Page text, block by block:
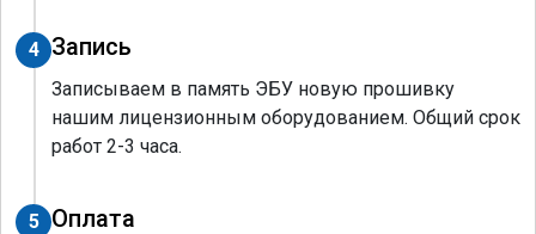
4 Запись
Записываем в память ЭБУ новую прошивку
нашим лицензионным оборудованием. Общий срок
работ 2-3 часа.
5 Оплата